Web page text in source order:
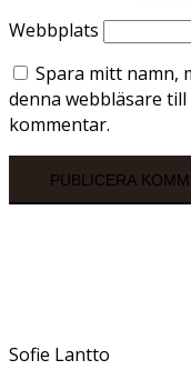
Webbplats
Spara mitt namn,
denna webbläsare
kommentar.
Sofie Lantto